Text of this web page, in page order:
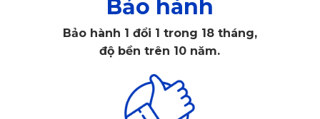
Bảo hành
Bảo hành 1 đổi 1 trong 18 tháng,
độ bền trên 10 năm.